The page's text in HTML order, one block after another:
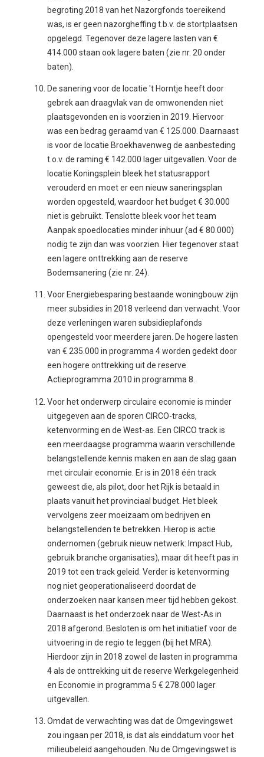
begroting 2018 van het Nazorgfonds toereikend
was, is er geen nazorgheffing t.b.v. de stortplaatsen
opgelegd. Tegenover deze lagere lasten van €
414.000 staan ook lagere baten (zie nr. 20 onder
baten).
De sanering voor de locatie 't Horntje heeft door
gebrek aan draagvlak van de omwonenden niet
plaatsgevonden en is voorzien in 2019. Hiervoor
was een bedrag geraamd van € 125.000. Daarnaast
is voor de locatie Broekhavenweg de aanbesteding
t.o.v. de raming € 142.000 lager uitgevallen. Voor de
locatie Koningsplein bleek het statusrapport
verouderd en moet er een nieuw saneringsplan
worden opgesteld, waardoor het budget € 30.000
niet is gebruikt. Tenslotte bleek voor het team
Aanpak spoedlocaties minder inhuur (ad € 80.000)
nodig te zijn dan was voorzien. Hier tegenover staat
een lagere onttrekking aan de reserve
Bodemsanering (zie nr. 24).
Voor Energiebesparing bestaande woningbouw zijn
meer subsidies in 2018 verleend dan verwacht. Voor
deze verleningen waren subsidieplafonds
opengesteld voor meerdere jaren. De hogere lasten
van € 235.000 in programma 4 worden gedekt door
een hogere onttrekking uit de reserve
Actieprogramma 2010 in programma 8.
Voor het onderwerp circulaire economie is minder
uitgegeven aan de sporen CIRCO-tracks,
ketenvorming en de West-as. Een CIRCO track is
een meerdaagse programma waarin verschillende
belangstellende kennis maken en aan de slag gaan
met circulair economie. Er is in 2018 één track
geweest die, als pilot, door het Rijk is betaald in
plaats vanuit het provinciaal budget. Het bleek
vervolgens zeer moeizaam om bedrijven en
belangstellenden te betrekken. Hierop is actie
ondernomen (gebruik nieuw netwerk: Impact Hub,
gebruik branche organisaties), maar dit heeft pas in
2019 tot een track geleid. Verder is ketenvorming
nog niet geoperationaliseerd doordat de
onderzoeken naar kansen meer tijd hebben gekost.
Daarnaast is het onderzoek naar de West-As in
2018 afgerond. Besloten is om het initiatief voor de
uitvoering in de regio te leggen (bij het MRA).
Hierdoor zijn in 2018 zowel de lasten in programma
4 als de onttrekking uit de reserve Werkgelegenheid
en Economie in programma 5 € 278.000 lager
uitgevallen.
Omdat de verwachting was dat de Omgevingswet
zou ingaan per 2018, is dat als einddatum voor het
milieubeleid aangehouden. Nu de Omgevingswet is